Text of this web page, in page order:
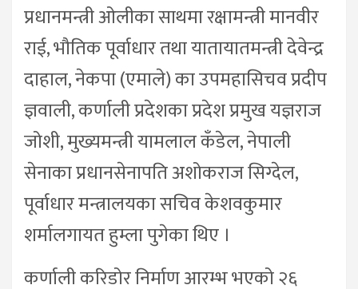
प्रधानमन्त्री ओलीका साथमा रक्षामन्त्री मानवीर
राई, भौतिक पूर्वाधार तथा यातायातमन्त्री देवेन्द्र
दाहाल, नेकपा (एमाले) का उपमहासिचव प्रदीप
ज्ञवाली, कर्णाली प्रदेशका प्रदेश प्रमुख यज्ञराज
जोशी, मुख्यमन्त्री यामलाल कँडेल, नेपाली
सेनाका प्रधानसेनापति अशोकराज सिग्देल,
पूर्वाधार मन्त्रालयका सचिव केशवकुमार
शर्मालगायत हुम्ला पुगेका थिए ।
कर्णाली करिडोर निर्माण आरम्भ भएको २६